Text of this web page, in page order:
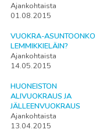
Ajankohtaista
01.08.2015
VUOKRA-ASUNTOONKO
LEMMIKKIELÄIN?
Ajankohtaista
14.05.2015
HUONEISTON
ALIVUOKRAUS JA
JÄLLEENVUOKRAUS
Ajankohtaista
13.04.2015